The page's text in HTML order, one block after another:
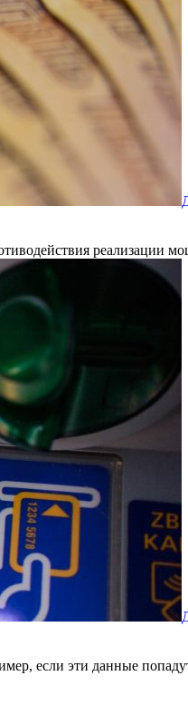
реализации
если эти данные